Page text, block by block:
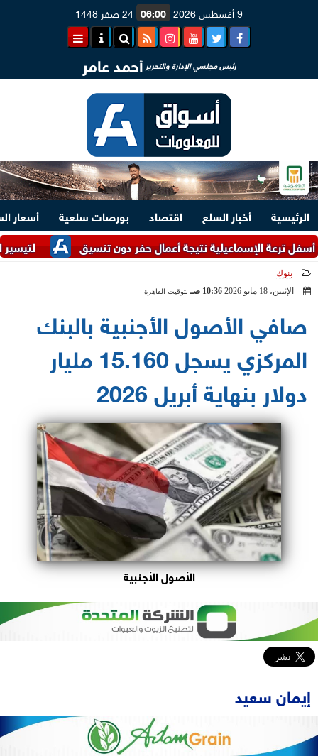
9 أغسطس 2026 06:00 24 صفر 1448
رئيس مجلسي الإدارة والتحرير أحمد عامر
الرئيسية أخبار السلع اقتصاد بورصات سلعية
أسعار
لتيسير الإجراءات..
الإسماعيلية نتيجة أعمال حفر دون تنسيق
بنوك
الإثنين، 18 مايو 2026
10:36 صـ بتوقيت القاهرة
صافي الأصول الأجنبية بالبنك
المركزي يسجل 15.160 مليار
دولار بنهاية أبريل 2026
الأصول الأجنبية
إيمان سعيد